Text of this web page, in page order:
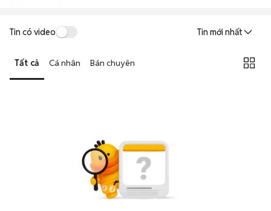
Tin có video Tin mới nhất
Tất cả Cá nhân Bán chuyên